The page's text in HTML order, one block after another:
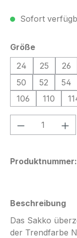
Sofort
Größeauswählen
24
25 26
50
52 54
106
110
Produkt
Produktnummer:
Beschreibung
Das Sakko
der Trendfarbe